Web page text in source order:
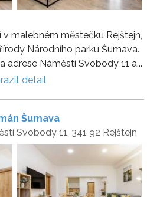
malebném městečku Rejštejn,
Národního parku Šumava.
adrese Náměstí Svobody 11 a...
detail
Šumava
Svobody 11, 341 92 Rejštejn